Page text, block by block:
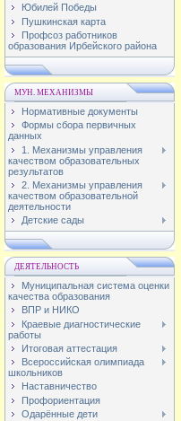
Юбилей Победы
Пушкинская карта
Профсоз работников
образования Ирбейского района
МУН. МЕХАНИЗМЫ
Нормативные документы
Формы сбора первичных
данных
1. Механизмы управления
качеством образовательных
результатов
2. Механизмы управления
качеством образовательной
деятельности
Детские сады
ДЕЯТЕЛЬНОСТЬ
Муниципальная система оценки
качества образования
ВПР и НИКО
Краевые диагностические
работы
Итоговая аттестация
Всероссийская олимпиада
школьников
Наставничество
Профориентация
Одарённые дети